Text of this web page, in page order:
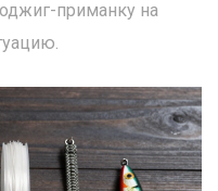
приманку на